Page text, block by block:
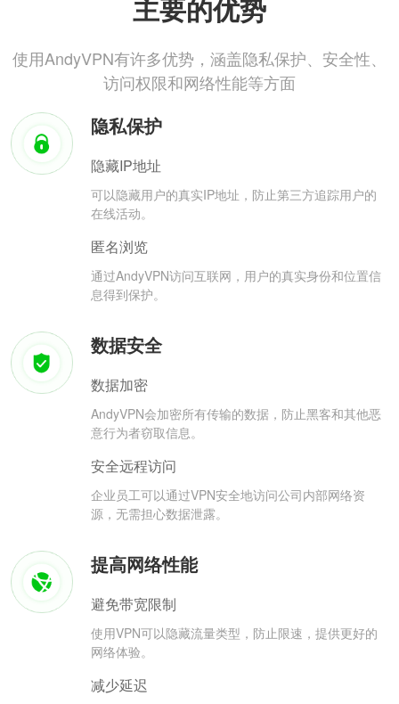
主要的优势
使用AndyVPN有许多优势，涵盖隐私保护、安全性、
访问权限和网络性能等方面
隐私保护
隐藏IP地址
可以隐藏用户的真实IP地址，防止第三方追踪用户的
在线活动。
匿名浏览
通过AndyVPN访问互联网，用户的真实身份和位置信
息得到保护。
数据安全
数据加密
AndyVPN会加密所有传输的数据，防止黑客和其他恶
意行为者窃取信息。
安全远程访问
企业员工可以通过VPN安全地访问公司内部网络资
源，无需担心数据泄露。
提高网络性能
避免带宽限制
使用VPN可以隐藏流量类型，防止限速，提供更好的
网络体验。
减少延迟